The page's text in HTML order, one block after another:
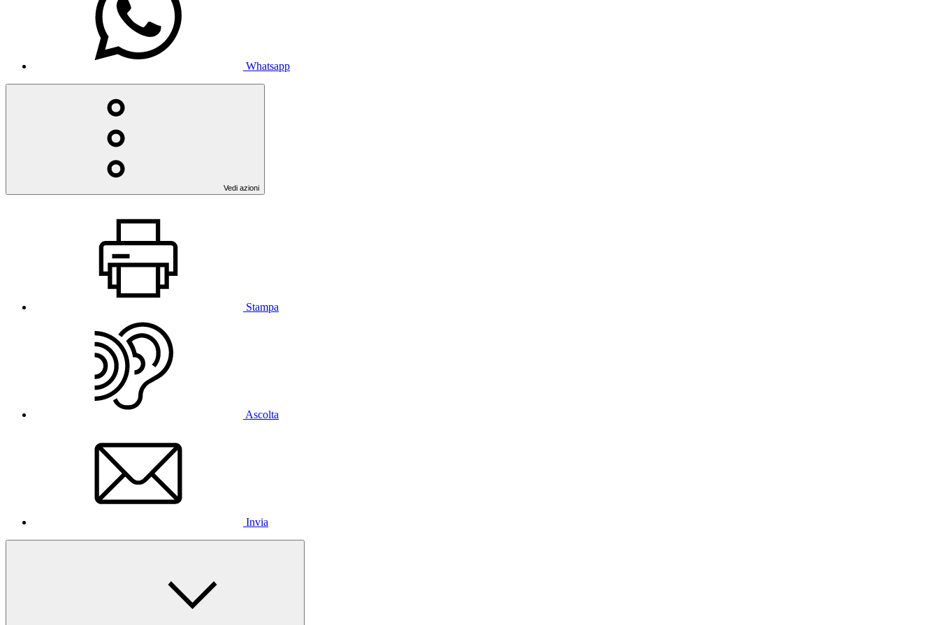
Whatsapp
Vedi azioni
Stampa
Ascolta
Invia